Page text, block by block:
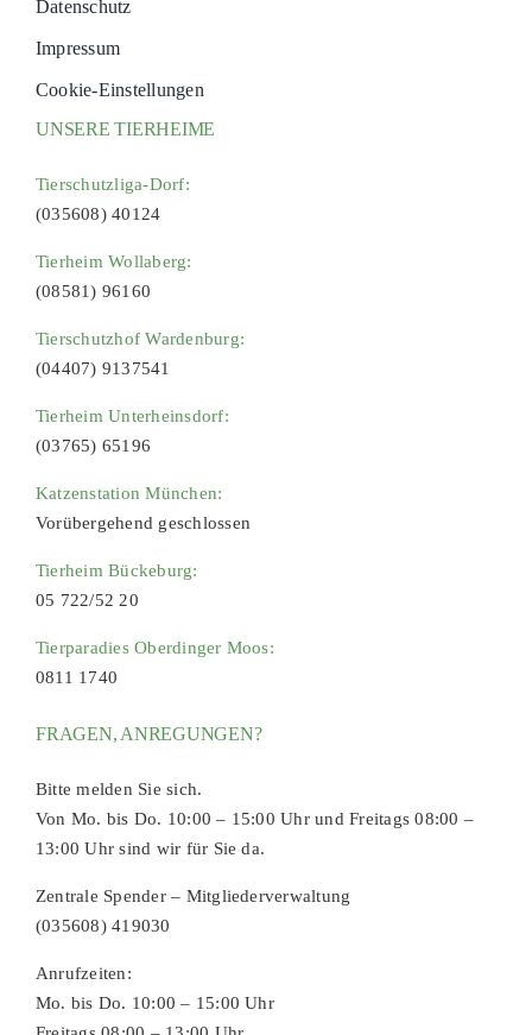
Datenschutz
Impressum
Cookie-Einstellungen
UNSERE TIERHEIME
Tierschutzliga-Dorf:
(035608) 40124
Tierheim Wollaberg:
(08581) 96160
Tierschutzhof Wardenburg:
(04407) 9137541
Tierheim Unterheinsdorf:
(03765) 65196
Katzenstation München:
Vorübergehend geschlossen
Tierheim Bückeburg:
05 722/52 20
Tierparadies Oberdinger Moos:
0811 1740
FRAGEN, ANREGUNGEN?
Bitte melden Sie sich.
Von Mo. bis Do. 10:00 – 15:00 Uhr und Freitags 08:00 –
13:00 Uhr sind wir für Sie da.
Zentrale Spender – Mitgliederverwaltung
(035608) 419030
Anrufzeiten:
Mo. bis Do. 10:00 – 15:00 Uhr